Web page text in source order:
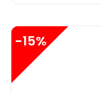
-15%